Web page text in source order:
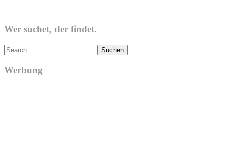
Wer suchet, der findet.
Search
Werbung